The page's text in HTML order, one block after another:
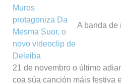
A banda de
21 de novembro o último
coa súa canción máis festiva